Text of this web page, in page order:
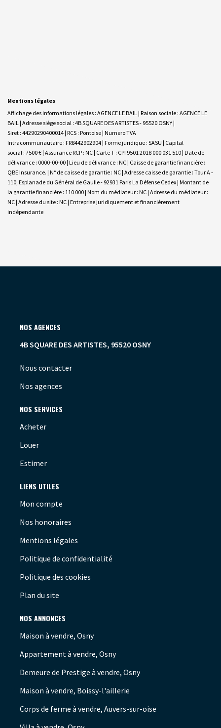
Mentions légales
Affichage des informations légales : AGENCE LE BAIL | Raison sociale : AGENCE LE
BAIL | Adresse siège social : 4B SQUARE DES ARTISTES - 95520 OSNY |
Siret : 44290290400014 | RCS : Pontoise | Numero TVA
Intracommunautaire : FR8442902904 | Forme juridique : SASU | Capital
social : 7500 € | Assurance RCP : NC | Carte T : CPI 9501 2018 000 031 510 | Date de
délivrance : 0000-00-00 | Lieu de délivrance : NC | Caisse de garantie financière :
QBE Insurance. | N° de caisse de garantie : NC | Adresse caisse de garantie : Tour A -
110, Esplanade du Général de Gaulle - 92931 Paris La Défense Cedex | Montant de
la garantie financière : 110 000 | Nom du médiateur : NC | Adresse du médiateur :
NC | Adresse du site : NC | Entreprise juridiquement et financièrement
indépendante
NOS AGENCES
4B SQUARE DES ARTISTES, 95520 OSNY
Nous contacter
Nos agences
NOS SERVICES
Acheter
Louer
Estimer
LIENS UTILES
Mon compte
Nos honoraires
Mentions légales
Politique de confidentialité
Politique des cookies
Plan du site
NOS ANNONCES
Maison à vendre, Osny
Appartement à vendre, Osny
Demeure de Prestige à vendre, Osny
Maison à vendre, Boissy-l'aillerie
Corps de ferme à vendre, Auvers-sur-oise